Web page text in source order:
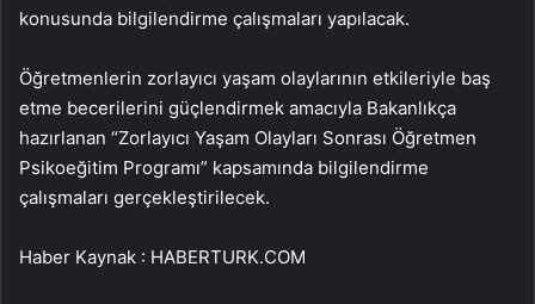
konusunda bilgilendirme çalışmaları yapılacak.
Öğretmenlerin zorlayıcı yaşam olaylarının etkileriyle baş
etme becerilerini güçlendirmek amacıyla Bakanlıkça
hazırlanan “Zorlayıcı Yaşam Olayları Sonrası Öğretmen
Psikoeğitim Programı” kapsamında bilgilendirme
çalışmaları gerçekleştirilecek.
Haber Kaynak : HABERTURK.COM